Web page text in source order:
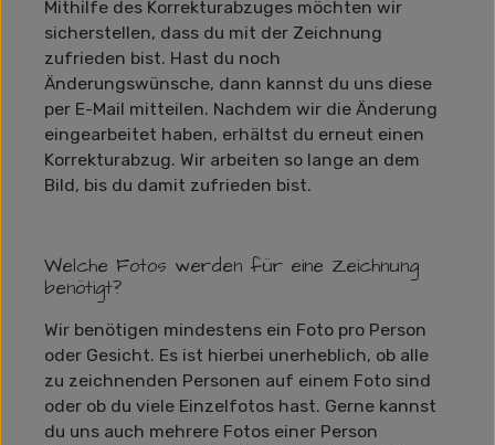
Mithilfe des Korrekturabzuges möchten wir
sicherstellen, dass du mit der Zeichnung
zufrieden bist. Hast du noch
Änderungswünsche, dann kannst du uns diese
per E-Mail mitteilen. Nachdem wir die Änderung
eingearbeitet haben, erhältst du erneut einen
Korrekturabzug. Wir arbeiten so lange an dem
Bild, bis du damit zufrieden bist.
Welche Fotos werden für eine Zeichnung
benötigt?
Wir benötigen mindestens ein Foto pro Person
oder Gesicht. Es ist hierbei unerheblich, ob alle
zu zeichnenden Personen auf einem Foto sind
oder ob du viele Einzelfotos hast. Gerne kannst
du uns auch mehrere Fotos einer Person